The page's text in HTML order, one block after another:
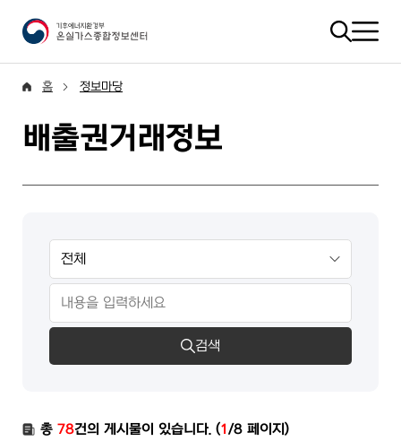
홈 정보마당
배출권거래정보
검색
총 78건의 게시물이 있습니다. (1/8 페이지)